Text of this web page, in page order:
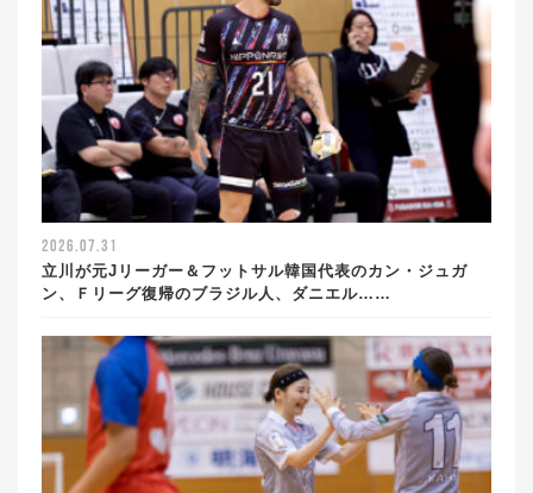
2026.07.31
立川が元Jリーガー＆フットサル韓国代表のカン・ジュガ
ン、Ｆリーグ復帰のブラジル人、ダニエル……